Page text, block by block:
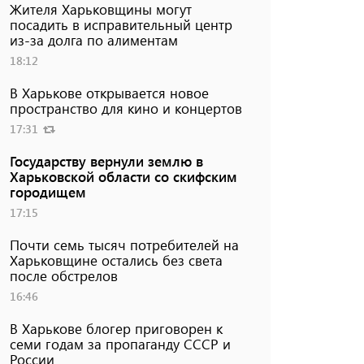
Жителя Харьковщины могут
посадить в исправительный центр
из-за долга по алиментам
18:12
В Харькове открывается новое
пространство для кино и концертов
17:31
Государству вернули землю в
Харьковской области со скифским
городищем
17:15
Почти семь тысяч потребителей на
Харьковщине остались без света
после обстрелов
16:46
В Харькове блогер приговорен к
семи годам за пропаганду СССР и
России